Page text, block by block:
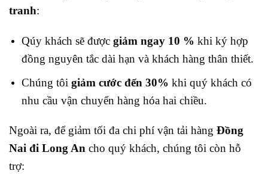
tranh:
Qúy khách sẽ được giảm ngay 10 % khi ký hợp
đồng nguyên tắc dài hạn và khách hàng thân thiết.
Chúng tôi giảm cước đến 30% khi quý khách có
nhu cầu vận chuyển hàng hóa hai chiều.
Ngoài ra, để giảm tối đa chi phí vận tải hàng Đồng
Nai đi Long An cho quý khách, chúng tôi còn hỗ
trợ: